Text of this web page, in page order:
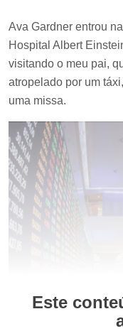
Este
Ava Gardner entrou
Hospital Albert
visitando o meu pai,
atropelado por um
uma missa.